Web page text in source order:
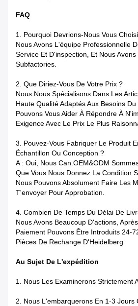
FAQ
1. Pourquoi Devrions-Nous Vous
Nous Avons L'équipe Professionnelle
Service Et D'inspection, Et Nous
Subfactories.
2. Que Diriez-Vous De Votre Prix ?
Nous Nous Spécialisons Dans Les
Haute Qualité Adaptés Aux Besoins
Pouvons Vous Aider À Répondre À
Exigence Avec Le Prix Le Plus
3. Pouvez-Vous Fabriquer Le Produit
Échantillon Ou Conception ?
A : Oui, Nous Can.OEM&ODM
Que Vous Nous Donnez La Condition
Nous Pouvons Absolument Faire Les
T'envoyer Pour Approbation.
4. Combien De Temps Du Délai De
Nous Avons Beaucoup D'actions,
Paiement Pouvons Être Introduits 24-
Pièces De Rechange D'Heidelberg
Au Sujet De L'expédition
1. Nous Les Examinerons Strictement
2. Nous L'embarquerons En 1-3 Jours